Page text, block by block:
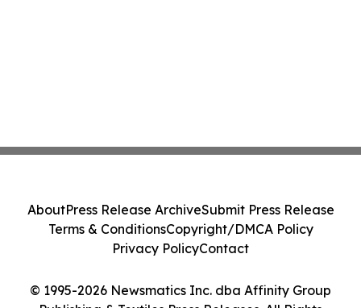
© 1995-2026 Newsmatics Inc. dba Affinity Group
AboutPress Release ArchiveSubmit Press Release
Terms & ConditionsCopyright/DMCA Policy
Privacy PolicyContact